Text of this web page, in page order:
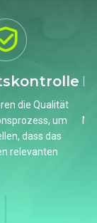
die Qualität
um
dass das
relevanten